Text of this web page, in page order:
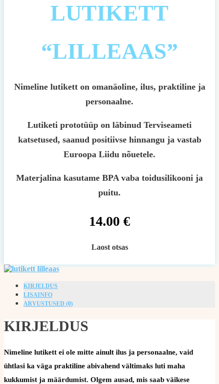
LUTIKETT
“LILLEAAS”
Nimeline lutikett on omanäoline, ilus, praktiline ja
personaalne.
Lutiketi prototüüp on läbinud Terviseameti
katsetused, saanud positiivse hinnangu ja vastab
Euroopa Liidu nõuetele.
Materjalina kasutame BPA vaba toidusilikooni ja
puitu.
14.00 €
Laost otsas
KIRJELDUS
LISAINFO
ARVUSTUSED (0)
KIRJELDUS
Nimeline lutikett ei ole mitte ainult ilus ja personaalne, vaid
ühtlasi ka väga praktiline abivahend vältimaks luti maha
kukkumist ja määrdumist. Olgem ausad, mis saab väikese